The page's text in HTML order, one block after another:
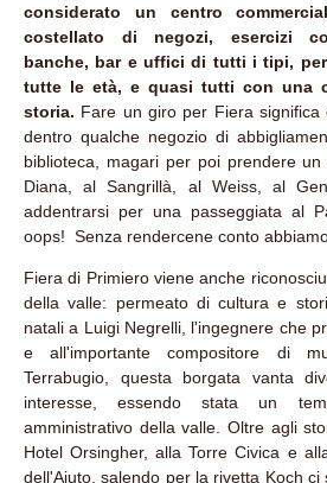
considerato un centro
costellato di negozi, esercizi
banche, bar e uffici di tutti i tipi,
tutte le età, e quasi tutti con una
storia. Fare un giro per Fiera significa
dentro qualche negozio di
biblioteca, magari per poi prendere
Diana, al Sangrillà, al Weiss, al
addentrarsi per una passeggiata al
oops! Senza rendercene conto
Fiera di Primiero viene anche
della valle: permeato di cultura e
natali a Luigi Negrelli, l'ingegnere che
e all'importante compositore di
Terrabugio, questa borgata vanta
interesse, essendo stata un
amministrativo della valle. Oltre agli
Hotel Orsingher, alla Torre Civica e
dell'Aiuto, salendo per la rivetta Koch ci